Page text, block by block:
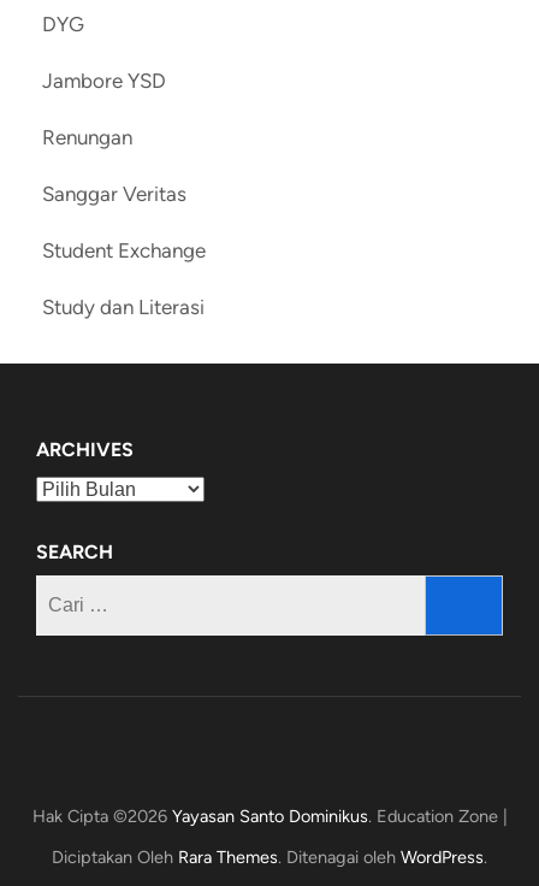
DYG
Jambore YSD
Renungan
Sanggar Veritas
Student Exchange
Study dan Literasi
ARCHIVES
Archives
SEARCH
Hak Cipta ©2026 Yayasan Santo Dominikus. Education Zone |
Diciptakan Oleh Rara Themes. Ditenagai oleh WordPress.